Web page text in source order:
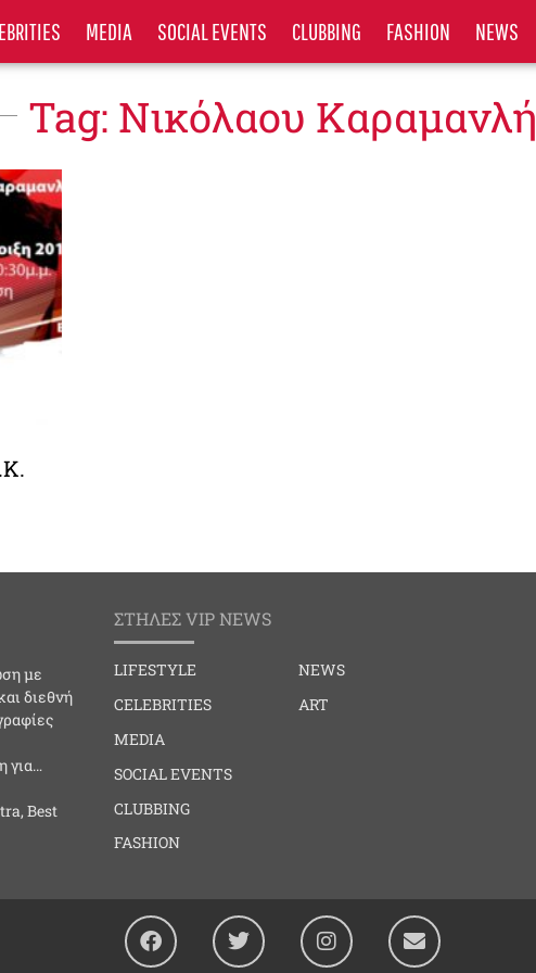
MEDIA SOCIAL EVENTS CLUBBING FASHION NEWS
Tag: Νικόλαου Καραμανλή
με
διεθνή
για…
Best
ΣΤΗΛΕΣ VIP NEWS
LIFESTYLE
CELEBRITIES
MEDIA
SOCIAL EVENTS
CLUBBING
FASHION
NEWS
ART